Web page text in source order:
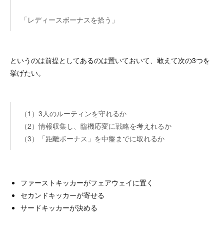
「レディースボーナスを拾う」
というのは前提としてあるのは置いておいて、敢えて次の3つを
挙げたい。
（1）3人のルーティンを守れるか
（2）情報収集し、臨機応変に戦略を考えれるか
（3）「距離ボーナス」を中盤までに取れるか
ファーストキッカーがフェアウェイに置く
セカンドキッカーが寄せる
サードキッカーが決める